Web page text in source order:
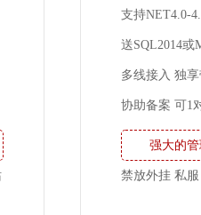
支持NET4.0-
送SQL2014或
多线接入 独
协助备案 可1
强大的
禁放外挂 私